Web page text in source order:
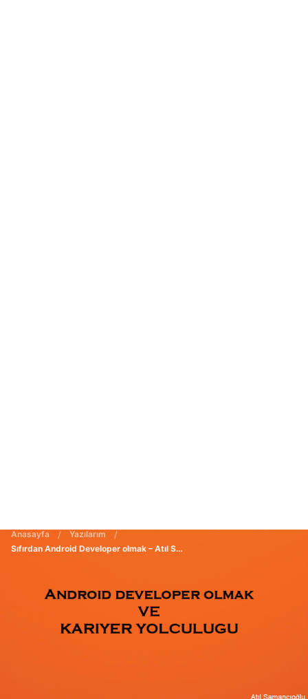
Anasayfa / Yazılarım /
Sıfırdan Android Developer olmak – Atıl Samancıoğlu